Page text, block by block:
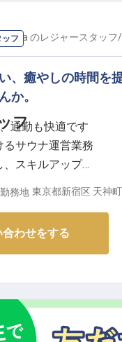
ッフ
フ
のレジャースタッフ/
、癒やしの時間を
か。
通勤も快適です
サウナ運営業務
、スキルアップ
定した収入
佇む施設で、お客様
まで、おもてなしの
、語学力を活かして
という笑顔が、何よ
勤務地 東京都新宿区 天神
わせをする